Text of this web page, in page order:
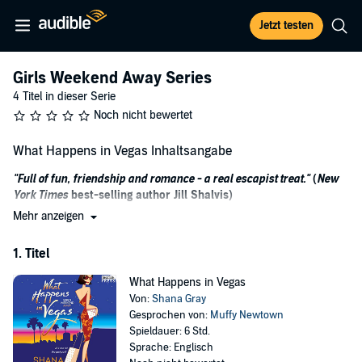
Jetzt testen
Girls Weekend Away Series
4 Titel in dieser Serie
Noch nicht bewertet
What Happens in Vegas Inhaltsangabe
"Full of fun, friendship and romance - a real escapist treat."(New
York Timesbest-selling author Jill Shalvis)
In the first warm, funny, and romantic novel in the Girls
girls' getaway filled with hijinks and a sprinkling of romance.
Watson, Lauren Layne, Joanna Bolouri, and Cate Woods.
When the cop...
Tough-as-nails detective Bonni Connolly is on a girls' getaway in
Vegas with her friends, when Lady Luck shines on her. Seizing the
Mehr anzeigen
1. Titel
What Happens in Vegas
Von:Shana Gray
Gesprochen von: Muffy Newtown
Spieldauer: 6 Std.
Sprache: Englisch